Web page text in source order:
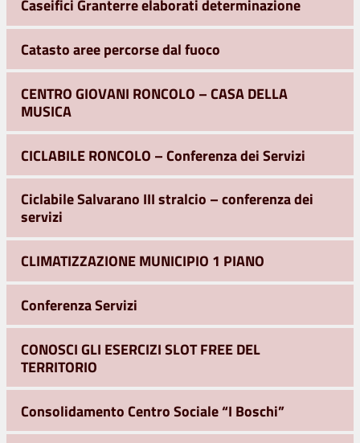
Caseifici Granterre elaborati determinazione
Catasto aree percorse dal fuoco
CENTRO GIOVANI RONCOLO – CASA DELLA
MUSICA
CICLABILE RONCOLO – Conferenza dei Servizi
Ciclabile Salvarano III stralcio – conferenza dei
servizi
CLIMATIZZAZIONE MUNICIPIO 1 PIANO
Conferenza Servizi
CONOSCI GLI ESERCIZI SLOT FREE DEL
TERRITORIO
Consolidamento Centro Sociale “I Boschi”